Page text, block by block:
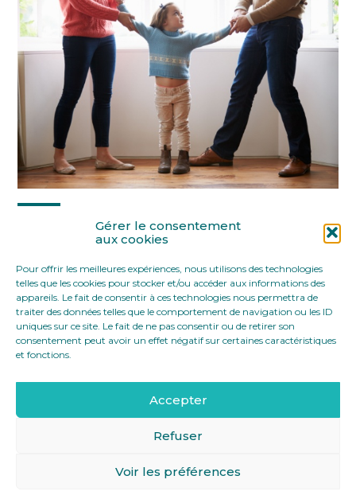
Gérer le consentement
aux cookies
Pour offrir les meilleures expériences, nous utilisons des technologies
telles que les cookies pour stocker et/ou accéder aux informations des
appareils. Le fait de consentir à ces technologies nous permettra de
traiter des données telles que le comportement de navigation ou les ID
uniques sur ce site. Le fait de ne pas consentir ou de retirer son
consentement peut avoir un effet négatif sur certaines caractéristiques
et fonctions.
Accepter
Refuser
Voir les préférences
FaceBook
TwitterLinkedIn
MENTIONS LÉGALES